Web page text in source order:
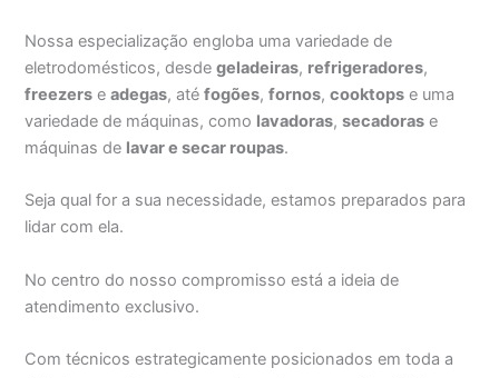
Nossa especialização engloba uma variedade de
eletrodomésticos, desdegeladeiras, refrigeradores,
freezers eadegas, atéfogões,fornos,cooktops e uma
variedade de máquinas, como lavadoras,secadoras e
máquinas de lavar e secar roupas.
Seja qual for a sua necessidade, estamos preparados para
lidar com ela.
No centro do nosso compromisso está a ideia de
atendimento exclusivo.
Com técnicos estrategicamente posicionados em toda a